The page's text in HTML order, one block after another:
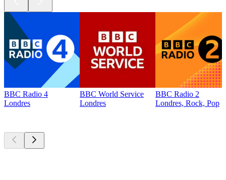
BBC Radio 4
Londres
BBC World Service
Londres
BBC Radio 2
Londres, Rock, Pop